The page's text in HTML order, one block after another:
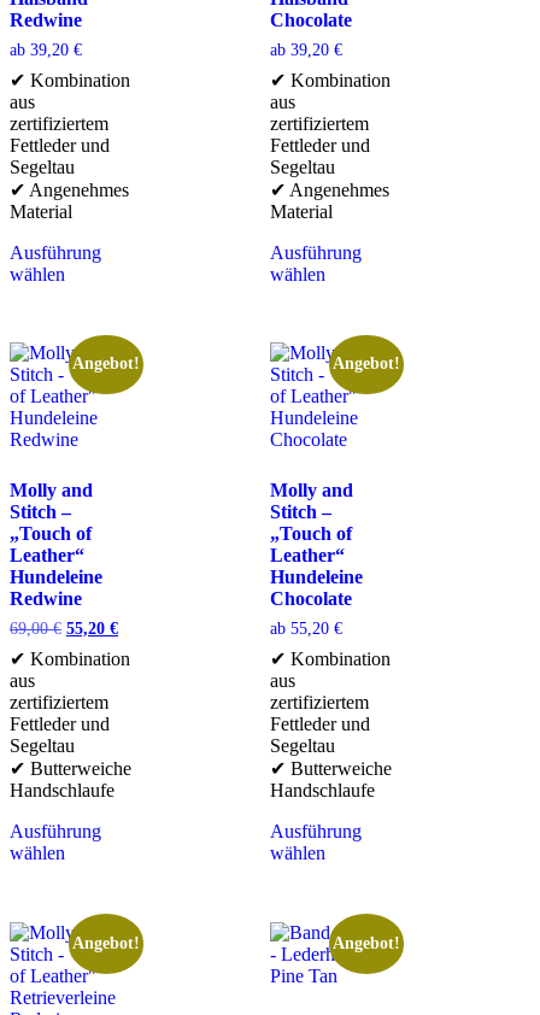
Redwine
ab 39,20 €
✔ Kombination
aus
zertifiziertem
Fettleder und
Segeltau
✔ Angenehmes
Material
Ausführung
wählen
Chocolate
ab 39,20 €
✔ Kombination
aus
zertifiziertem
Fettleder und
Segeltau
✔ Angenehmes
Material
Ausführung
wählen
Angebot!
Molly and
Stitch –
„Touch of
Leather“
Hundeleine
Redwine
69,00€ 55,20 €
✔ Kombination
aus
zertifiziertem
Fettleder und
Segeltau
✔ Butterweiche
Handschlaufe
Ausführung
wählen
Angebot!
Molly and
Stitch –
„Touch of
Leather“
Hundeleine
Chocolate
ab 55,20 €
✔ Kombination
aus
zertifiziertem
Fettleder und
Segeltau
✔ Butterweiche
Handschlaufe
Ausführung
wählen
Angebot! Angebot!